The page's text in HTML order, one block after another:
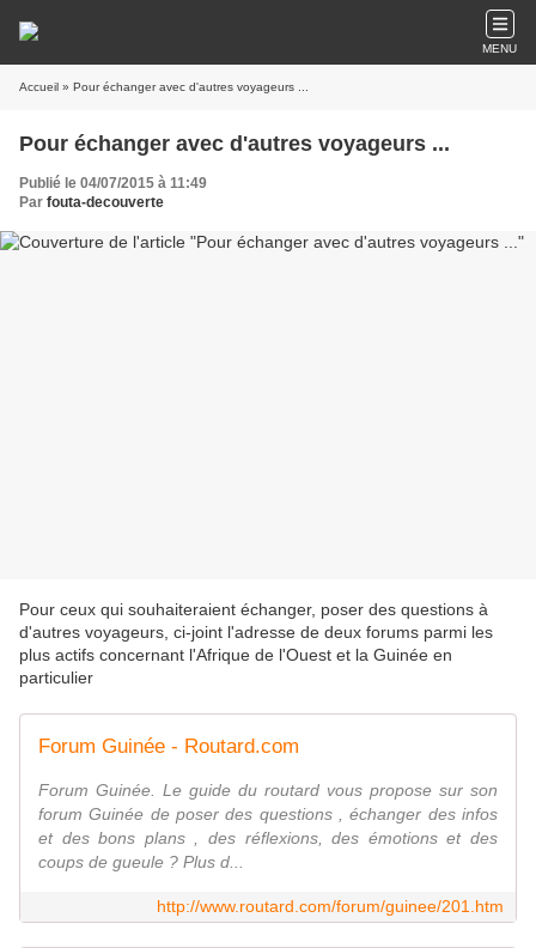
MENU
Accueil » Pour échanger avec d'autres voyageurs ...
Pour échanger avec d'autres voyageurs ...
Publié le 04/07/2015 à 11:49
Par fouta-decouverte
Pour ceux qui souhaiteraient échanger, poser des questions à
d'autres voyageurs, ci-joint l'adresse de deux forums parmi les
plus actifs concernant l'Afrique de l'Ouest et la Guinée en
particulier
Forum Guinée - Routard.com
Forum Guinée. Le guide du routard vous propose sur son
forum Guinée de poser des questions , échanger des infos
et des bons plans , des réflexions, des émotions et des
coups de gueule ? Plus d...
http://www.routard.com/forum/guinee/201.htm